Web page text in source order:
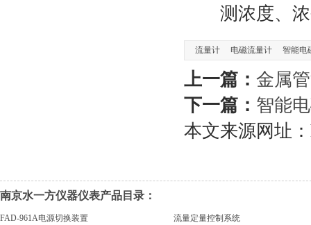
测浓度、浓
流量计 电磁流量计 智能电
上一篇： 金属
下一篇： 智能
本文来源网址：
南京水一方仪器仪表产品目录：
FAD-961A电源切换装置
流量定量控制系统